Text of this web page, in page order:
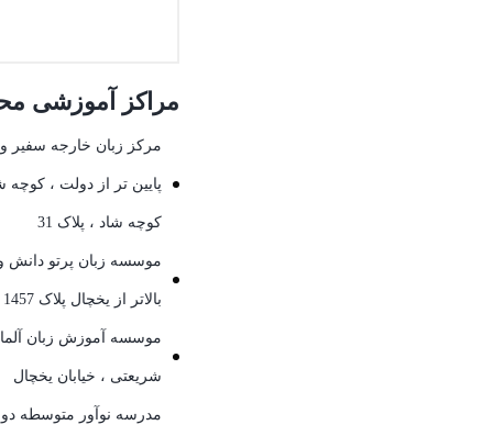
مراکز آموزشی
مرکز زبان خارجه سفیر
پایین تر از دولت ، کوچه
کوچه شاد ، پلاک 31
موسسه زبان پرتو دانش
بالاتر از یخچال پلاک 1457
موسسه آموزش زبان
شریعتی ، خیابان یخچال
مدرسه نوآور متوسطه